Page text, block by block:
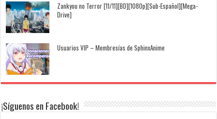
Zankyou no Terror [11/11][BD][1080p][Sub-Español][Mega-
Drive]
Usuarios VIP – Membresías de SphinxAnime
¡Síguenos en Facebook!